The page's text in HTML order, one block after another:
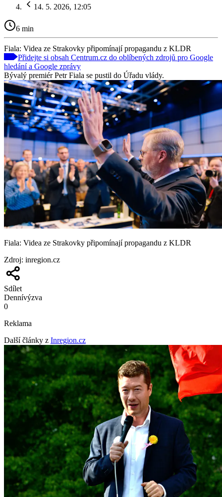
14. 5. 2026, 12:05
6 min
Fiala: Videa ze Strakovky připomínají propagandu z KLDR
Přidejte si obsah Centrum.cz do oblíbených zdrojů pro Google
hledání a Google zprávy
Bývalý premiér Petr Fiala se pustil do Úřadu vlády.
Fiala: Videa ze Strakovky připomínají propagandu z KLDR
Zdroj: inregion.cz
Sdílet
Dennívýzva
0
Reklama
Další články z Inregion.cz